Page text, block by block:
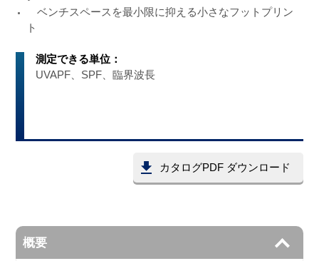
ベンチスペースを最小限に抑える小さなフットプリン
ト
測定できる単位：
UVAPF、SPF、臨界波長
カタログPDF ダウンロード
概要